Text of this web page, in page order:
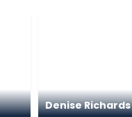
Denise Richards